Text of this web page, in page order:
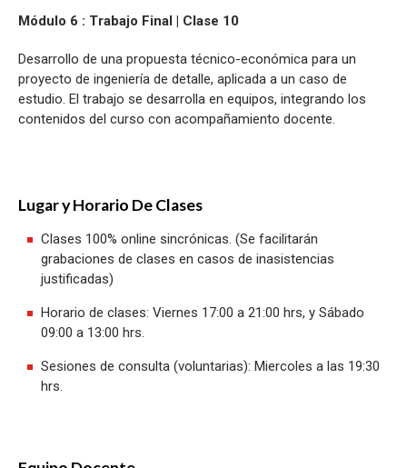
Módulo 6 : Trabajo Final | Clase 10
Desarrollo de una propuesta técnico-económica para un
proyecto de ingeniería de detalle, aplicada a un caso de
estudio. El trabajo se desarrolla en equipos, integrando los
contenidos del curso con acompañamiento docente.
Lugar y Horario De Clases
Clases 100% online sincrónicas. (Se facilitarán
grabaciones de clases en casos de inasistencias
justificadas)
Horario de clases: Viernes 17:00 a 21:00 hrs, y Sábado
09:00 a 13:00 hrs.
Sesiones de consulta (voluntarias): Miercoles a las 19:30
hrs.